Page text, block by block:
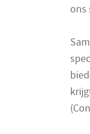
ons